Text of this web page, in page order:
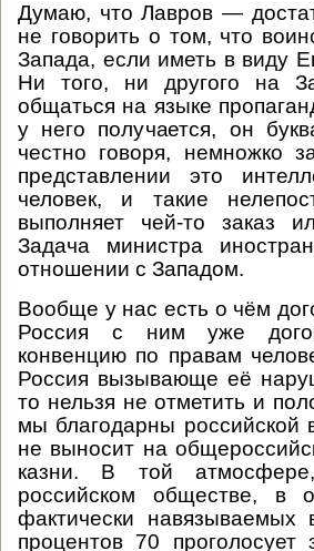
Думаю, что Лавров —
не говорить о том, что
Запада, если иметь в виду
Ни того, ни другого на
общаться на языке
у него получается, он
честно говоря, немножко
представлении это
человек, и такие
выполняет чей-то заказ
Задача министра
отношении с Западом.
Вообще у нас есть о чём
Россия с ним уже
конвенцию по правам
Россия вызывающе её
то нельзя не отметить и
мы благодарны российской
не выносит на
казни. В той
российском обществе, в
фактически
процентов 70